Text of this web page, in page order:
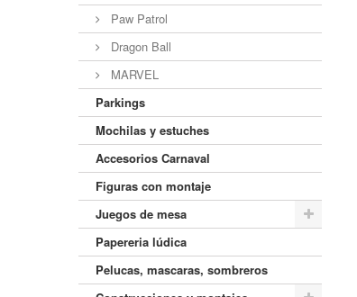
Paw Patrol
Dragon Ball
MARVEL
Parkings
Mochilas y estuches
Accesorios Carnaval
Figuras con montaje
Juegos de mesa
Papereria lúdica
Pelucas, mascaras, sombreros